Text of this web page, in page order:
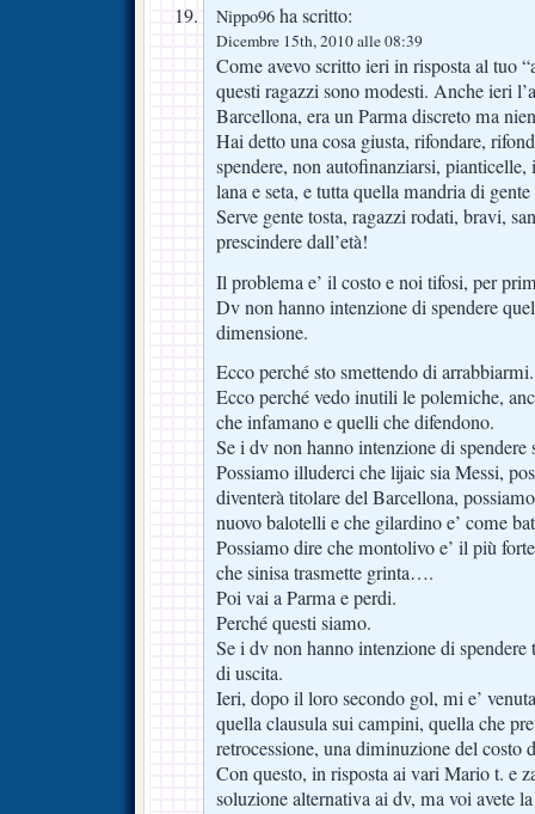
Nippo96 ha scritto:
Dicembre 15th, 2010 alle 08:39
Come avevo scritto ieri in risposta al tuo
questi ragazzi sono modesti. Anche ieri
Barcellona, era un Parma discreto ma
Hai detto una cosa giusta, rifondare,
spendere, non autofinanziarsi,
lana e seta, e tutta quella mandria di
Serve gente tosta, ragazzi rodati, bravi,
prescindere dall’età!
Il problema e’ il costo e noi tifosi, per
Dv non hanno intenzione di spendere
dimensione.
Ecco perché sto smettendo di arrabbiarmi.
Ecco perché vedo inutili le polemiche,
che infamano e quelli che difendono.
Se i dv non hanno intenzione di spendere
Possiamo illuderci che lijaic sia Messi,
diventerà titolare del Barcellona,
nuovo balotelli e che gilardino e’ come
Possiamo dire che montolivo e’ il più
che sinisa trasmette grinta….
Poi vai a Parma e perdi.
Perché questi siamo.
Se i dv non hanno intenzione di spendere
di uscita.
Ieri, dopo il loro secondo gol, mi e’
quella clausula sui campini, quella che
retrocessione, una diminuzione del
Con questo, in risposta ai vari Mario t. e
soluzione alternativa ai dv, ma voi avete